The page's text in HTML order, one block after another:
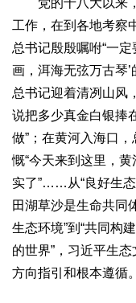
京 津 冀 晋 蒙
赣
鲁 豫 鄂 湘
陕
甘 青 宁 新
智库建设 智库专家
信息
地方动态 地方强音
在线期刊
2017 2016 2015
关于我们
工作，在到各地考察
总书记殷殷嘱咐“一
画，洱海无弦万古琴’
总书记迎着清冽山风
说把多少真金白银捧
做”；在黄河入海口
慨“今天来到这里，
实了”……从“良好生态
田湖草沙是生命共同
生态环境”到“共同构
的世界”，习近平生
方向指引和根本遵循。